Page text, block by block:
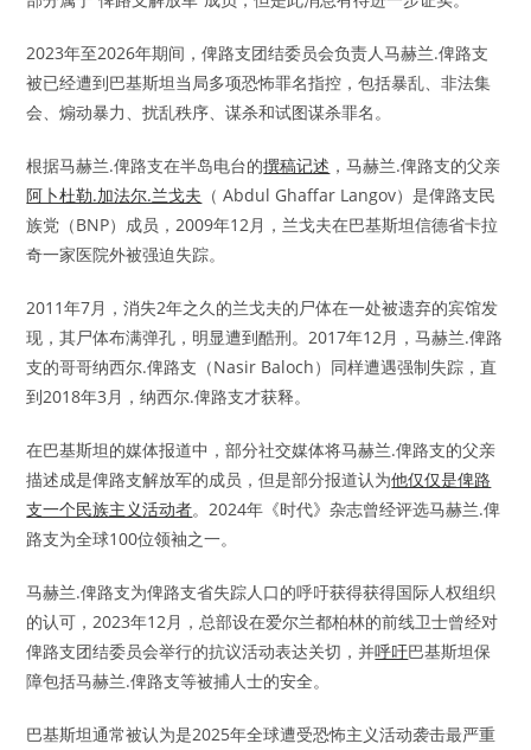
2023年至2026年期间，俾路支团结委员会负责人马赫兰.俾路支
被已经遭到巴基斯坦当局多项恐怖罪名指控，包括暴乱、非法集
会、煽动暴力、扰乱秩序、谋杀和试图谋杀罪名。
根据马赫兰.俾路支在半岛电台的撰稿记述 ，马赫兰.俾路支的父亲
阿卜杜勒.加法尔.兰戈夫 （ Abdul Ghaffar Langov）是俾路支民
族党（BNP）成员，2009年12月，兰戈夫在巴基斯坦信德省卡拉
奇一家医院外被强迫失踪。
2011年7月，消失2年之久的兰戈夫的尸体在一处被遗弃的宾馆发
现，其尸体布满弹孔，明显遭到酷刑。2017年12月，马赫兰.俾路
支的哥哥纳西尔.俾路支（Nasir Baloch）同样遭遇强制失踪，直
到2018年3月，纳西尔.俾路支才获释。
在巴基斯坦的媒体报道中，部分社交媒体将马赫兰.俾路支的父亲
描述成是俾路支解放军的成员，但是部分报道认为他仅仅是俾路
支一个民族主义活动者。2024年《时代》杂志曾经评选马赫兰.俾
路支为全球100位领袖之一。
马赫兰.俾路支为俾路支省失踪人口的呼吁获得获得国际人权组织
的认可，2023年12月，总部设在爱尔兰都柏林的前线卫士曾经对
俾路支团结委员会举行的抗议活动表达关切，并呼吁巴基斯坦保
障包括马赫兰.俾路支等被捕人士的安全。
巴基斯坦通常被认为是2025年全球遭受恐怖主义活动袭击最严重